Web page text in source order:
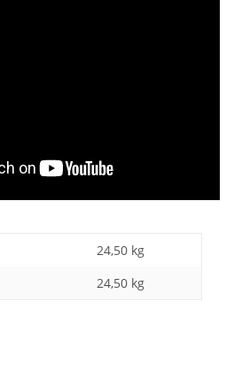
24,50 kg
24,50 kg